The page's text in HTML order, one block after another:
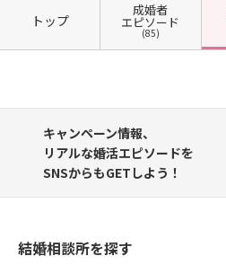
トップ
成婚者
エピソード
(85)
キャンペーン情報、
リアルな婚活エピソードを
SNSからもGETしよう！
結婚相談所を探す